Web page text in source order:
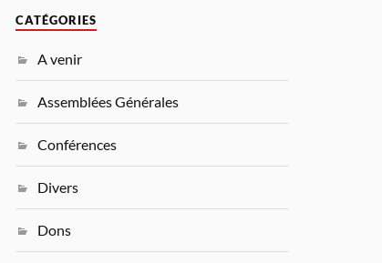
CATÉGORIES
A venir
Assemblées Générales
Conférences
Divers
Dons